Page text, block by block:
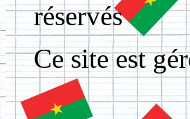
réservés
Ce site est